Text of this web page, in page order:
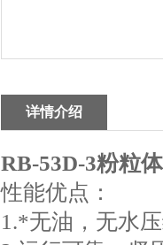
详情介绍
RB-53D-3粉粒
性能优点：
1.*无油，无水